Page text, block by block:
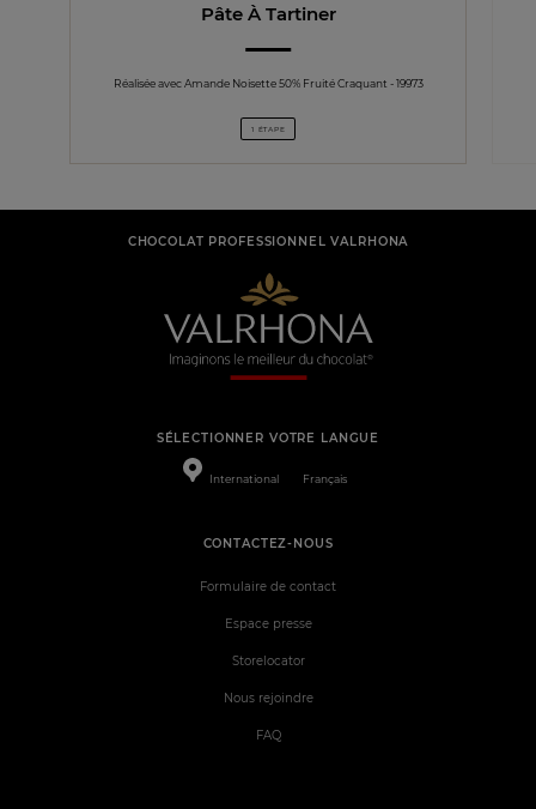
Pâte À Tartiner
Réalisée avec Amande Noisette 50% Fruité Craquant - 19973
1 ÉTAPE
CHOCOLAT PROFESSIONNEL VALRHONA
SÉLECTIONNER VOTRE LANGUE
International Français
CONTACTEZ-NOUS
Formulaire de contact
Espace presse
Storelocator
Nous rejoindre
FAQ